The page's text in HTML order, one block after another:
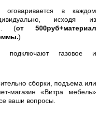
оговаривается в каждом
исходя из
(от 500руб+материал
)
газовое и
сборки, подъема или
магазин «Витра мебель»
ваши вопросы.